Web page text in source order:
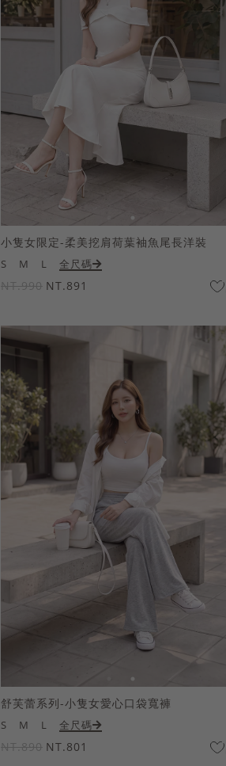
小隻女限定-柔美挖肩荷葉袖魚尾長洋裝
S M L 全尺碼
NT.990 NT.891
舒芙蕾系列-小隻女愛心口袋寬褲
S M L 全尺碼
NT.890 NT.801